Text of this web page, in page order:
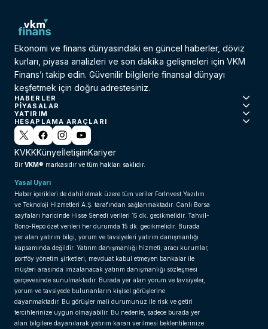
Ekonomi ve finans dünyasındaki en güncel haberler, döviz
kurları, piyasa analizleri ve son dakika gelişmeleri için VKM
Finans’ı takip edin. Güvenilir bilgilerle finansal dünyayı
keşfetmek için doğru adrestesiniz.
HABERLER
PIYASALAR
YATIRIM
HESAPLAMA ARAÇLARI
KVKKKünyeİletişimKariyer
Bir VKM® markasıdır ve tüm hakları saklıdır.
Yasal Uyarı
Haber içerikleri de dahil olmak üzere tüm veriler ForInvest Yazılım
ve Teknoloji Hizmetleri A.Ş. tarafından sağlanmaktadır. Canlı Borsa
sayfaları haricinde Hisse Senedi verileri 15 dk. gecikmelidir. Tahvil-
Bono-Repo özet verileri her durumda 15 dk. gecikmelidir. Burada
yer alan yatırım bilgi, yorum ve tavsiyeleri yatırım danışmanlığı
kapsamında değildir. Yatırım danışmanlığı hizmeti; aracı kurumlar,
portföy yönetim şirketleri, mevduat kabul etmeyen bankalar ile
müşteri arasında imzalanacak yatırım danışmanlığı sözleşmesi
çerçevesinde sunulmaktadır. Burada yer alan yorum ve tavsiyeler,
yorum ve tavsiyede bulunanların kişisel görüşlerine
dayanmaktadır. Bu görüşler mali durumunuz ile risk ve getiri
tercihlerinize uygun olmayabilir. Bu nedenle, sadece burada yer
alan bilgilere dayanılarak yatırım kararı verilmesi beklentilerinize